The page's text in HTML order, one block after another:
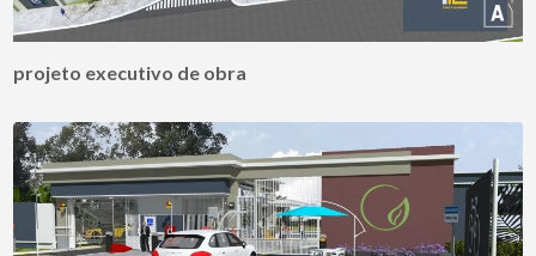
projeto executivo de obra